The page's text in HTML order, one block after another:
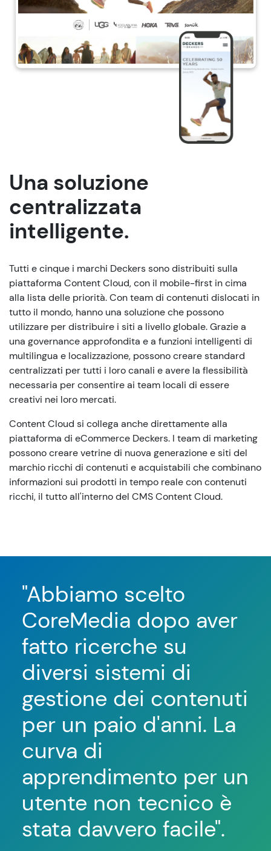
Una soluzione
centralizzata
intelligente.
Tutti e cinque i marchi Deckers sono distribuiti sulla
piattaforma Content Cloud, con il mobile-first in cima
alla lista delle priorità. Con team di contenuti dislocati in
tutto il mondo, hanno una soluzione che possono
utilizzare per distribuire i siti a livello globale. Grazie a
una governance approfondita e a funzioni intelligenti di
multilingua e localizzazione, possono creare standard
centralizzati per tutti i loro canali e avere la flessibilità
necessaria per consentire ai team locali di essere
creativi nei loro mercati.
Content Cloud si collega anche direttamente alla
piattaforma di eCommerce Deckers. I team di marketing
possono creare vetrine di nuova generazione e siti del
marchio ricchi di contenuti e acquistabili che combinano
informazioni sui prodotti in tempo reale con contenuti
ricchi, il tutto all'interno del CMS Content Cloud.
"Abbiamo scelto
CoreMedia dopo aver
fatto ricerche su
diversi sistemi di
gestione dei contenuti
per un paio d'anni. La
curva di
apprendimento per un
utente non tecnico è
stata davvero facile".